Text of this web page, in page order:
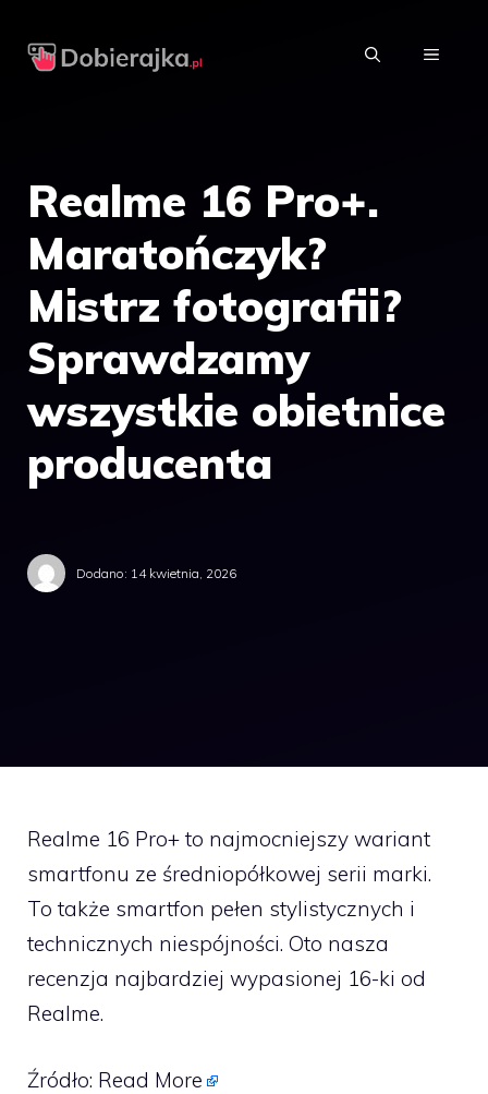
MENU
Realme 16 Pro+.
Maratończyk?
Mistrz fotografii?
Sprawdzamy
wszystkie obietnice
producenta
Dodano: 14 kwietnia, 2026
Realme 16 Pro+ to najmocniejszy wariant
smartfonu ze średniopółkowej serii marki.
To także smartfon pełen stylistycznych i
technicznych niespójności. Oto nasza
recenzja najbardziej wypasionej 16-ki od
Realme.
Źródło: Read More